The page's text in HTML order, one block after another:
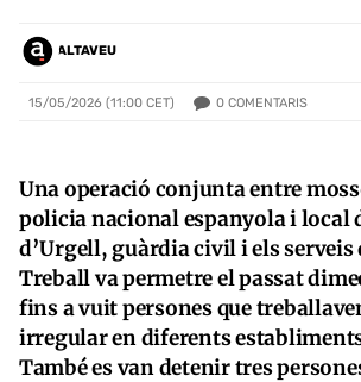
ALTAVEU
15/05/2026 (11:00 CET) 0 COMENTARIS
Una operació conjunta entre
policia nacional espanyola i local
d’Urgell, guàrdia civil i els serveis
Treball va permetre el passat
fins a vuit persones que
irregular en diferents
També es van detenir tres